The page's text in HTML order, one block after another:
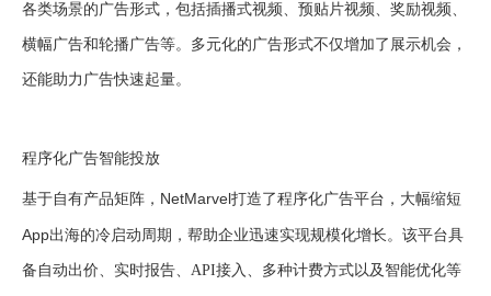
各类场景的广告形式，包括插播式视频、预贴片视频、奖励视频、
横幅广告和轮播广告等。多元化的广告形式不仅增加了展示机会，
还能助力广告快速起量。
程序化广告智能投放
基于自有产品矩阵， NetMarvel打造了程序化广告平台，大幅缩短
App出海的冷启动周期，帮助企业迅速实现规模化增长。该平台具
备自动出价、实时报告、API接入、多种计费方式以及智能优化等